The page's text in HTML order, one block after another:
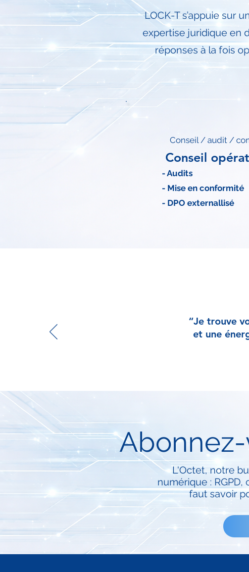
LOCK-T s’appuie sur
expertise juridique en
réponses à la fois
Conseil / audit /
Conseil
- Audits
- Mise en conformité
- DPO externallisé
“Je trouve
et une
L'Octet, notre
numérique :
faut savoir